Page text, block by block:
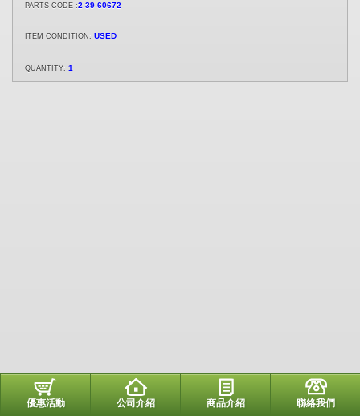
PARTS CODE :2-39-60672
ITEM CONDITION: USED
QUANTITY: 1
優惠活動 公司介紹 商品介紹 聯絡我們